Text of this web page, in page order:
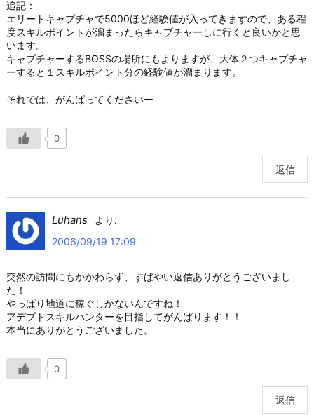
追記：
エリートキャプチャで5000ほど経験値が入ってきますので、ある程
度スキルポイントが溜まったらキャプチャーしに行くと良いかと思
います。
キャプチャーするBOSSの場所にもよりますが、大体２つキャプチャ
ーすると１スキルポイント分の経験値が溜まります。
それでは、がんばってくださいー
0
返信
Luhans
より:
2006/09/19 17:09
突然の訪問にもかかわらず、すばやい返信ありがとうございまし
た！
やっぱり地道に稼ぐしかないんですね！
アデプトスキルハンターを目指してがんばります！！
本当にありがとうございました。
0
返信